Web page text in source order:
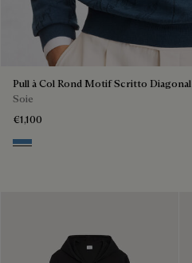
Pull à Col Rond Motif Scritto Diagonal
Soie
€1,100
Oceanic Wave